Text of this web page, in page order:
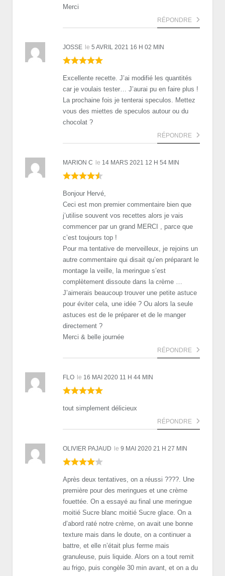
Merci
RÉPONDRE
JOSSE le 5 AVRIL 2021 16 H 02 MIN
Excellente recette. J’ai modifié les quantités
car je voulais tester… J’aurai pu en faire plus !
La prochaine fois je tenterai speculos. Mettez
vous des miettes de speculos autour ou du
chocolat ?
RÉPONDRE
MARION C le 14 MARS 2021 12 H 54 MIN
Bonjour Hervé,
Ceci est mon premier commentaire bien que
j’utilise souvent vos recettes alors je vais
commencer par un grand MERCI , parce que
c’est toujours top !
Pour ma tentative de merveilleux, je rejoins un
autre commentaire qui disait qu’en préparant le
montage la veille, la meringue s’est
complètement dissoute dans la crème …
J’aimerais beaucoup trouver une petite astuce
pour éviter cela, une idée ? Ou alors la seule
astuces est de le préparer et de le manger
directement ?
Merci & belle journée
RÉPONDRE
FLO le 16 MAI 2020 11 H 44 MIN
tout simplement délicieux
RÉPONDRE
OLIVIER PAJAUD le 9 MAI 2020 21 H 27 MIN
Après deux tentatives, on a réussi ????. Une
première pour des meringues et une crème
fouettée. On a essayé au final une meringue
moitié Sucre blanc moitié Sucre glace. On a
d’abord raté notre crème, on avait une bonne
texture mais dans le doute, on a continuer a
battre, et elle n’était plus ferme mais
granuleuse, puis liquide. Alors on a tout remit
au frigo, puis congèle 30 min avant, et on a du